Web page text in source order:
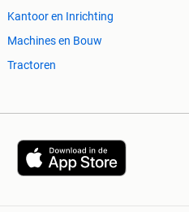
Kantoor en Inrichting
Machines en Bouw
Tractoren